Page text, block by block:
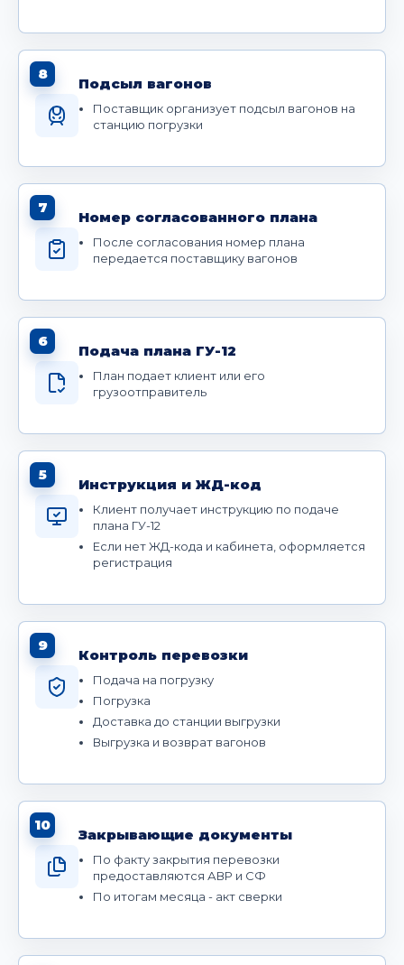
8
Подсыл вагонов
Поставщик организует подсыл вагонов на
станцию погрузки
7
Номер согласованного плана
После согласования номер плана
передается поставщику вагонов
6
Подача плана ГУ-12
План подает клиент или его
грузоотправитель
5
Инструкция и ЖД-код
Клиент получает инструкцию по подаче
плана ГУ-12
Если нет ЖД-кода и кабинета, оформляется
регистрация
9
Контроль перевозки
Подача на погрузку
Погрузка
Доставка до станции выгрузки
Выгрузка и возврат вагонов
10
Закрывающие документы
По факту закрытия перевозки
предоставляются АВР и СФ
По итогам месяца - акт сверки